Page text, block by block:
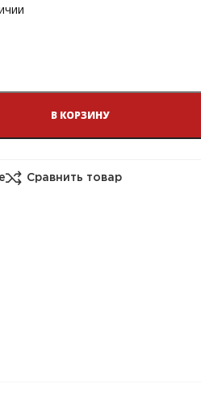
В КОРЗИНУ
Сравнить товар